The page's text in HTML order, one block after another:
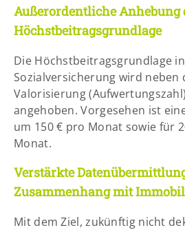
Außerordentliche Anhebung
Höchstbeitragsgrundlage
Die Höchstbeitragsgrundlage
Sozialversicherung wird neben
Valorisierung
angehoben. Vorgesehen ist
um 150 € pro Monat sowie für
Monat.
Verstärkte
Zusammenhang mit
Mit dem Ziel, zukünftig nicht